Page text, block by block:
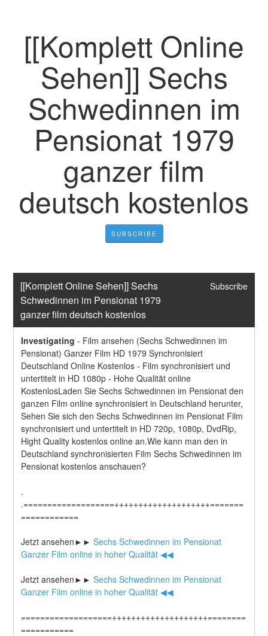
[[Komplett Online
Sehen]] Sechs
Schwedinnen im
Pensionat 1979
ganzer film
deutsch kostenlos
SUBSCRIBE
[[Komplett Online Sehen]] Sechs
Schwedinnen im Pensionat 1979
ganzer film deutsch kostenlos
Subscribe
Investigating - Film ansehen (Sechs Schwedinnen im
Pensionat) Ganzer Film HD 1979 Synchronisiert
Deutschland Online Kostenlos - Film synchronisiert und
untertitelt in HD 1080p - Hohe Qualität online
KostenlosLaden Sie Sechs Schwedinnen im Pensionat den
ganzen Film online synchronisiert in Deutschland herunter,
Sehen Sie sich den Sechs Schwedinnen im Pensionat Film
synchronisiert und untertitelt in HD 720p, 1080p, DvdRip,
Hight Quality kostenlos online an.Wie kann man den in
Deutschland synchronisierten Film Sechs Schwedinnen im
Pensionat kostenlos anschauen?
.
.===================++++++++++++++++++++=======
============
Jetzt ansehen►► Sechs Schwedinnen im Pensionat
Ganzer Film online in hoher Qualität ◀◀
Jetzt ansehen►► Sechs Schwedinnen im Pensionat
Ganzer Film online in hoher Qualität ◀◀
===================++++++++++++++++++++========
===========